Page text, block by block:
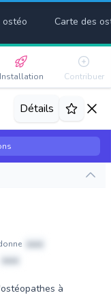
ostéo Carte des
Installation Contribuer
Détails
xxxx
xxxx
à